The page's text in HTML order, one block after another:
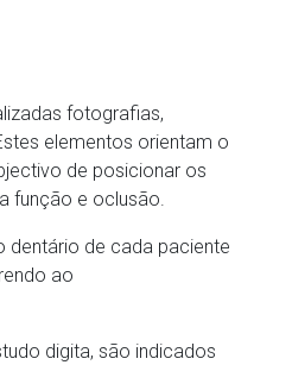
fotografias,
elementos orientam o
de posicionar os
função e oclusão.
dentário de cada paciente
ao
digita, são indicados